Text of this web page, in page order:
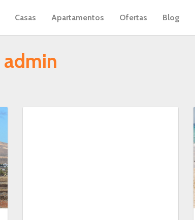
Casas Apartamentos Ofertas Blog
admin